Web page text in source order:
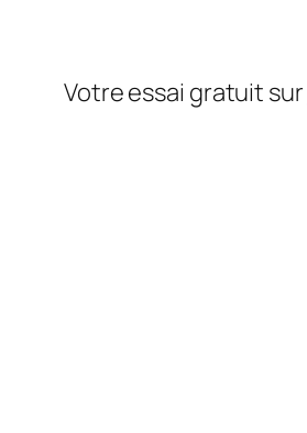
Votre essai gratuit sur